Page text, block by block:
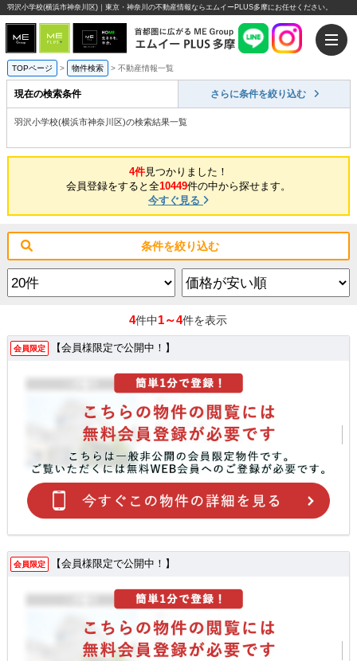
羽沢小学校(横浜市神奈川区)｜東京・神奈川の不動産情報ならエムイーPLUS多摩にお任せください。
TOPページ > 物件検索 > 不動産情報一覧
現在の検索条件 さらに条件を絞り込む
羽沢小学校(横浜市神奈川区)の検索結果一覧
4件見つかりました！
会員登録をすると全10449件の中から探せます。
今すぐ見る
条件を絞り込む
4件中1～4件を表示
会員限定 【会員様限定で公開中！】
会員限定 【会員様限定で公開中！】